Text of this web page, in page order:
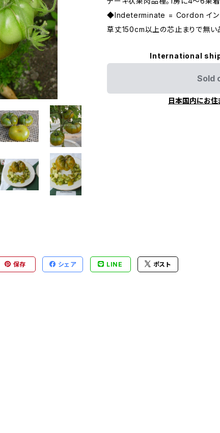
◆Indeterminate = Cordon インデ
草丈150cm以上の芯止まりで無い
International
Sold
日本国内にお
保存 シェア LINE ポスト